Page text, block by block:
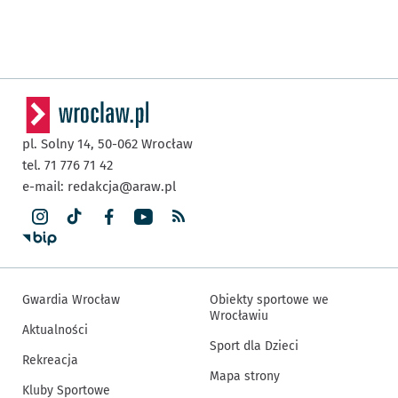
pl. Solny 14, 50-062 Wrocław
tel. 71 776 71 42
e-mail: redakcja@araw.pl
Gwardia Wrocław
Aktualności
Rekreacja
Kluby Sportowe
Obiekty sportowe we
Wrocławiu
Sport dla Dzieci
Mapa strony